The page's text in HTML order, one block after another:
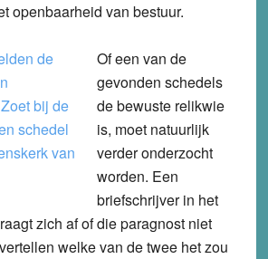
openbaarheid van bestuur.
Of een van de
gevonden schedels
de bewuste relikwie
is, moet natuurlijk
verder onderzocht
worden. Een
briefschrijver in het
zich af of die paragnost niet
welke van de twee het zou